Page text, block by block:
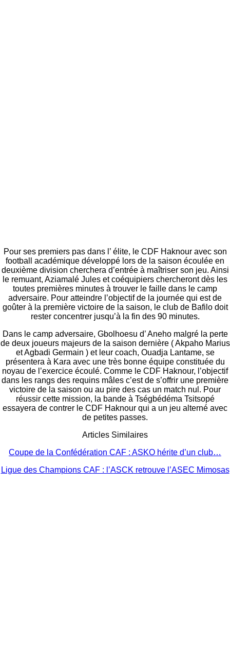
Pour ses premiers pas dans l’ élite, le CDF Haknour avec son
football académique développé lors de la saison écoulée en
deuxième division cherchera d’entrée à maîtriser son jeu. Ainsi
le remuant, Aziamalé Jules et coéquipiers chercheront dès les
toutes premières minutes à trouver le faille dans le camp
adversaire. Pour atteindre l’objectif de la journée qui est de
goûter à la première victoire de la saison, le club de Bafilo doit
rester concentrer jusqu’à la fin des 90 minutes.
Dans le camp adversaire, Gbolhoesu d’ Aneho malgré la perte
de deux joueurs majeurs de la saison dernière ( Akpaho Marius
et Agbadi Germain ) et leur coach, Ouadja Lantame, se
présentera à Kara avec une très bonne équipe constituée du
noyau de l’exercice écoulé. Comme le CDF Haknour, l’objectif
dans les rangs des requins mâles c’est de s’offrir une première
victoire de la saison ou au pire des cas un match nul. Pour
réussir cette mission, la bande à Tségbédéma Tsitsopé
essayera de contrer le CDF Haknour qui a un jeu alterné avec
de petites passes.
Articles Similaires
Coupe de la Confédération CAF : ASKO hérite d’un club…
Ligue des Champions CAF : l’ASCK retrouve l’ASEC Mimosas